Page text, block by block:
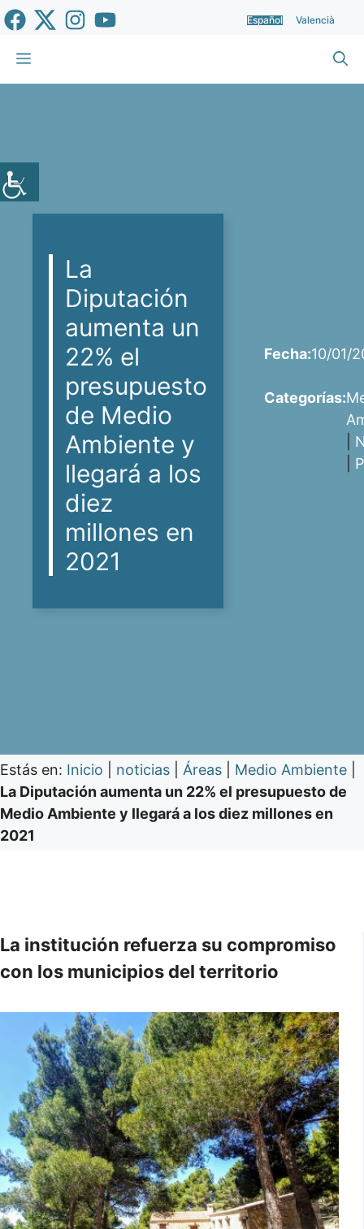
Saltar
al
contenido
Español Valencià
Menú
La
Diputación
aumenta un
22% el
presupuesto
de Medio
Ambiente y
llegará a los
diez
millones en
2021
Fecha:10/01/
Categorías:
Estás en: Inicio noticias Áreas Medio Ambiente
La Diputación aumenta un 22% el presupuesto de
Medio Ambiente y llegará a los diez millones en
2021
La institución refuerza su compromiso
con los municipios del territorio